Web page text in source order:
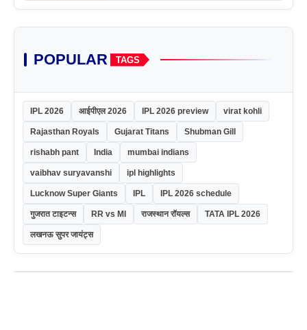
POPULAR TAGS
IPL 2026 आईपीएल 2026 IPL 2026 preview virat kohli
Rajasthan Royals Gujarat Titans Shubman Gill
rishabh pant India mumbai indians
vaibhav suryavanshi ipl highlights
Lucknow Super Giants IPL IPL 2026 schedule
गुजरात टाइटन्स RR vs MI राजस्थान रॉयल्स TATA IPL 2026
लखनऊ सुपर जायंट्स